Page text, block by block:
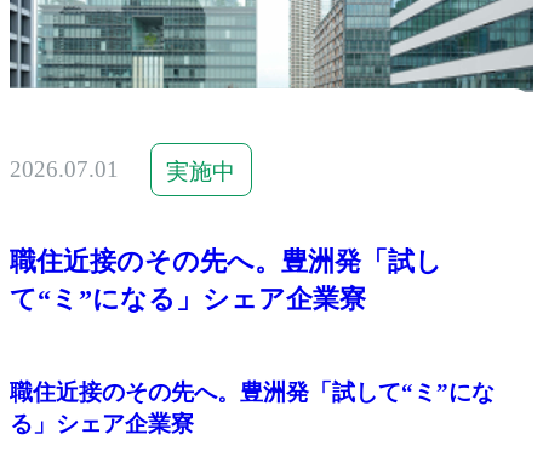
2026.07.01 実施中
職住近接のその先へ。豊洲発「試し
て“ミ”になる」シェア企業寮
職住近接のその先へ。豊洲発「試して“ミ”にな
る」シェア企業寮